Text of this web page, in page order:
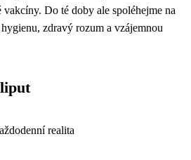
Do té doby ale spoléhejme na
zdravý rozum a vzájemnou
realita